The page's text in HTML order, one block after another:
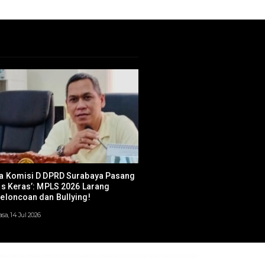
Komisi D DPRD Surabaya Pasang
Keras’: MPLS 2026 Larang
dan Bullying!
14 Jul 2026